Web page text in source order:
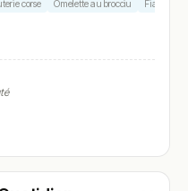
corse Omelette au brocciu Fiadone